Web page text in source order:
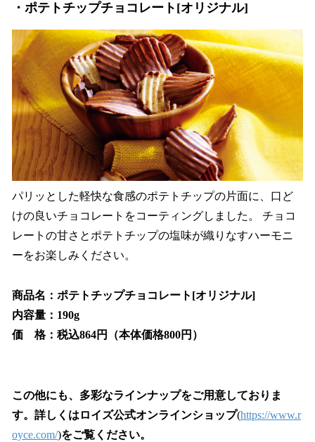
・ポテトチップチョコレート[オリジナル]
パリッとした軽快な食感のポテトチップの片面に、口ど
けの良いチョコレートをコーティングしました。 チョコ
レートの甘さとポテトチップの塩味が織りなすハーモニ
ーをお楽しみください。
商品名：ポテトチップチョコレート[オリジナル]
内容量：190g
価 格：税込864円（本体価格800円）
この他にも、多彩なラインナップをご用意しておりま
す。詳しくはロイズ公式オンラインショップ(https://www.r
oyce.com/)をご覧ください。